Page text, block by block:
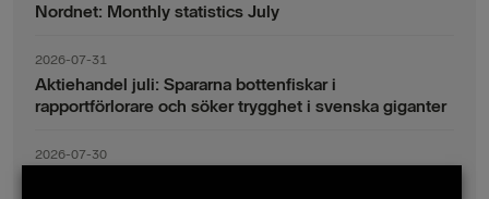
Nordnet: Monthly statistics July
2026-07-31
Aktiehandel juli: Spararna bottenfiskar i
rapportförlorare och söker trygghet i svenska giganter
2026-07-30